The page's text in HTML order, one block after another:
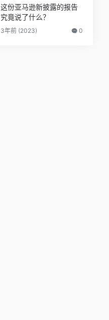
这份亚马逊新披露的报告
究竟说了什么？
3年前 (2023) 0